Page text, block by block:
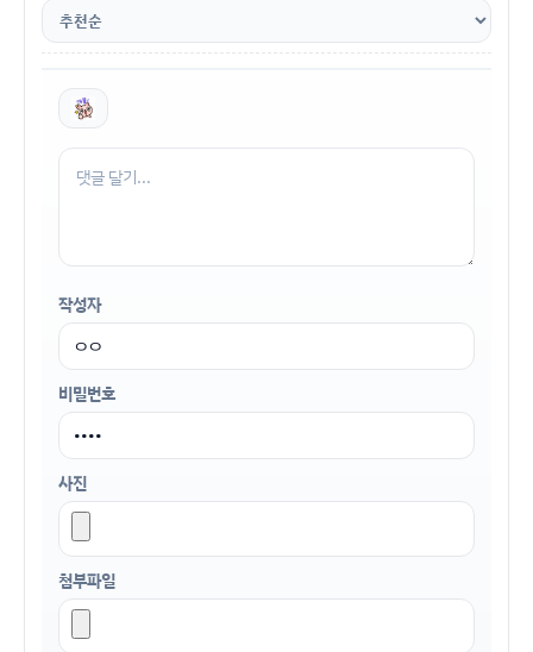
작성자
비밀번호
사진
첨부파일